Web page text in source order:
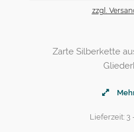
zzgl.
Zarte Silberkette
Lieferzeit: 3